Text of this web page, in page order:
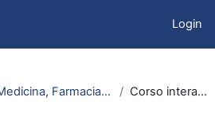
Login
Facoltà di Medicina, Farmacia e Prevenzione Corso interaziendale